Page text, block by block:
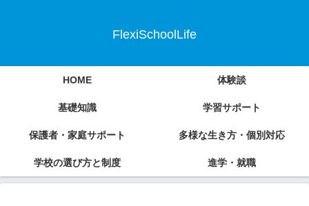
FlexiSchoolLife
HOME 体験談
基礎知識 学習サポート
保護者・家庭サポート 多様な生き方・個別対応
学校の選び方と制度 進学・就職